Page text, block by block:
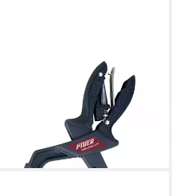
Spannzwinge Piher
Progressiv-Spannzange rund
lieferbar - in 3-4 Werktagen bei dir